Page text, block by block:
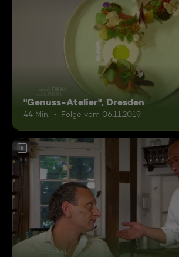
"Genuss-Atelier", Dresden
44 Min. Folge vom 06.11.2019
6